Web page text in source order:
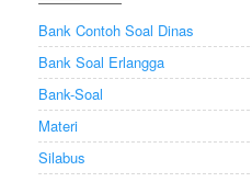
Bank Contoh Soal Dinas
Bank Soal Erlangga
Bank-Soal
Materi
Silabus